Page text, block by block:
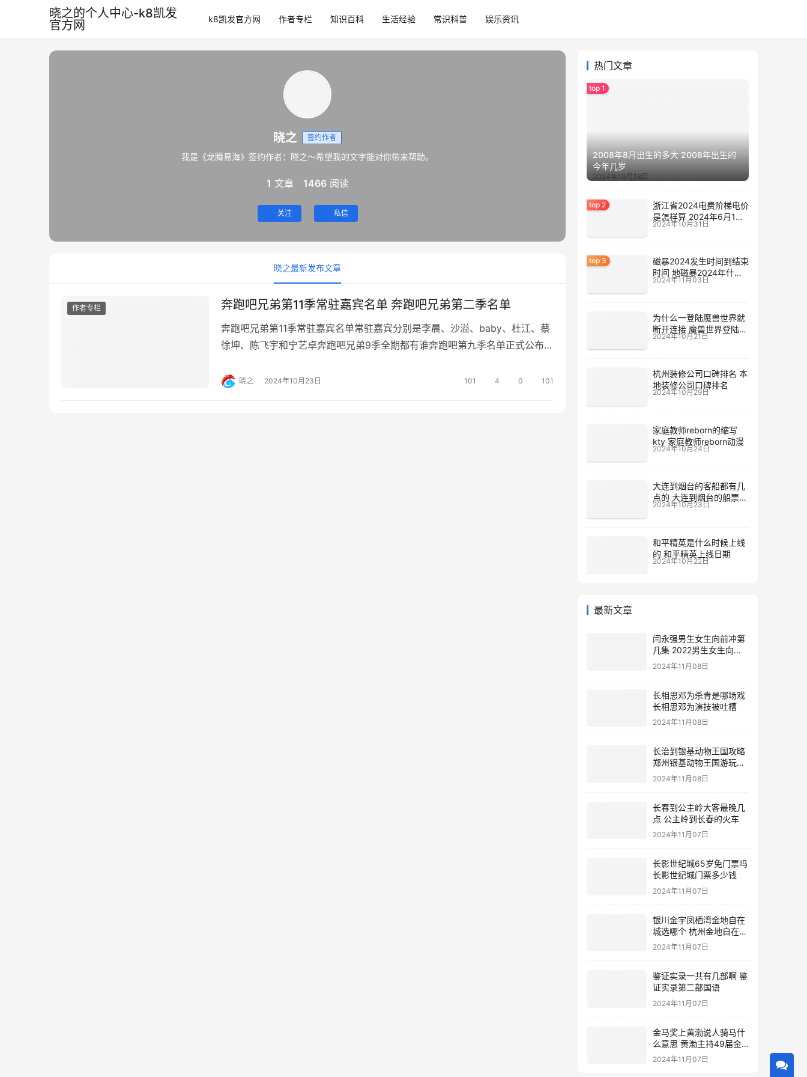
晓之的个人中心-k8凯发
官方网
k8凯发官方网 作者专栏 知识百科 生活经验 常识科普 娱乐资讯
晓之 签约作者
我是《龙腾易海》签约作者：晓之～希望我的文字能对你带来帮助。
1 文章 1466 阅读
关注 私信
晓之最新发布文章
作者专栏 奔跑吧兄弟第11季常驻嘉宾名单 奔跑吧兄弟第二季名单
奔跑吧兄弟第11季常驻嘉宾名单常驻嘉宾分别是李晨、沙溢、baby、杜江、蔡
徐坤、陈飞宇和宁艺卓奔跑吧兄弟9季全期都有谁奔跑吧第九季名单正式公布，
已经宣布的郭麒麟因为档期缺席外，郭麒麟是因为档期冲突无法参与全部录
晓之 2024年10月23日 101 4 0 101
热门文章
2008年8月出生的多大 2008年出生的
今年几岁
2024年10月18日
浙江省2024电费阶梯电价
是怎样算 2024年6月1日
电费涨价
2024年10月31日
磁暴2024发生时间到结束
时间 地磁暴2024年什么
时候
2024年11月03日
为什么一登陆魔兽世界就
断开连接 魔兽世界登陆不
上去
2024年10月21日
杭州装修公司口碑排名 本
地装修公司口碑排名
2024年10月29日
家庭教师reborn的缩写
kty 家庭教师reborn动漫
2024年10月24日
大连到烟台的客船都有几
点的 大连到烟台的船票价
格
2024年10月23日
和平精英是什么时候上线
的 和平精英上线日期
2024年10月22日
最新文章
闫永强男生女生向前冲第
几集 2022男生女生向前
冲报名通道
2024年11月08日
长相思邓为杀青是哪场戏
长相思邓为演技被吐槽
2024年11月08日
长治到银基动物王国攻略
郑州银基动物王国游玩攻
略
2024年11月08日
长春到公主岭大客最晚几
点 公主岭到长春的火车
2024年11月07日
长影世纪城65岁免门票吗
长影世纪城门票多少钱
2024年11月07日
银川金宇凤栖湾金地自在
城选哪个 杭州金地自在城
地址
2024年11月07日
鉴证实录一共有几部啊 鉴
证实录第二部国语
2024年11月07日
金马奖上黄渤说人骑马什
么意思 黄渤主持49届金
马奖
2024年11月07日